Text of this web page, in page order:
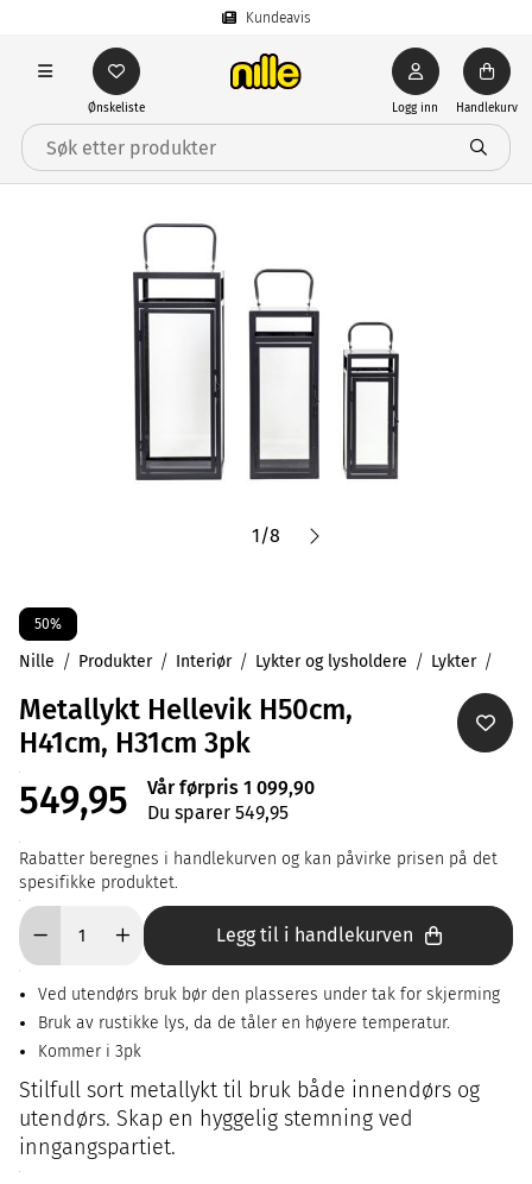
Kundeavis
Ønskeliste Logg inn Handlekurv
1/8
50%
Nille Produkter Interiør Lykter og lysholdere Lykter
Metallykt Hellevik H50cm,
H41cm, H31cm 3pk
549,95
Vår førpris 1 099,90
Du sparer 549,95
Rabatter beregnes i handlekurven og kan påvirke prisen på det
spesifikke produktet.
Legg til i handlekurven
Ved utendørs bruk bør den plasseres under tak for skjerming
Bruk av rustikke lys, da de tåler en høyere temperatur.
Kommer i 3pk
Stilfull sort metallykt til bruk både innendørs og
utendørs. Skap en hyggelig stemning ved
inngangspartiet.